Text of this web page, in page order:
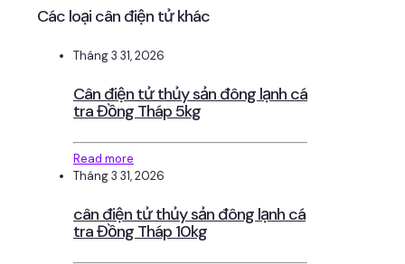
Các loại cân điện tử khác
Tháng 3 31, 2026
Cân điện tử thủy sản đông lạnh cá
tra Đồng Tháp 5kg
Read more
Tháng 3 31, 2026
cân điện tử thủy sản đông lạnh cá
tra Đồng Tháp 10kg